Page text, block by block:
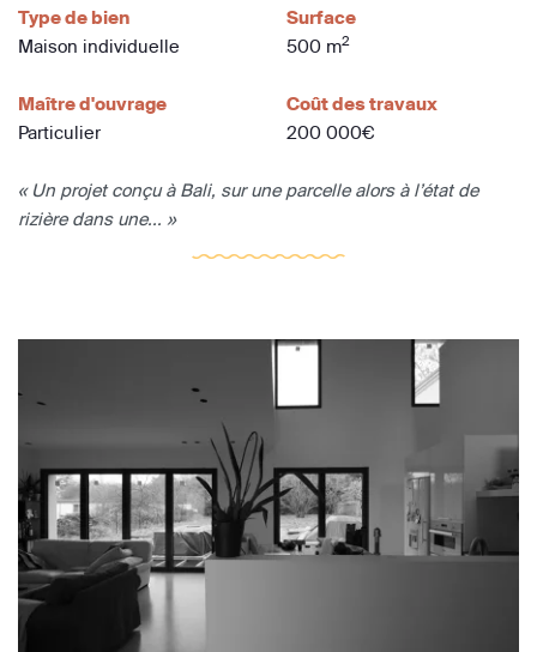
Type de bien
Maison individuelle
Surface
500 m2
Maître d'ouvrage
Particulier
Coût des travaux
200 000€
« Un projet conçu à Bali, sur une parcelle alors à l’état de
rizière dans une... »